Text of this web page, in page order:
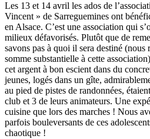
Les 13 et 14 avril les ados de
Vincent » de Sarreguemines ont
en Alsace. C’est une association qui
milieux défavorisés. Plutôt que de
savons pas à quoi il sera destiné (nous
somme substantielle à cette
cet argent à bon escient dans du
jeunes, logés dans un gîte,
au pied de pistes de randonnées,
club et 3 de leurs animateurs. Une
cuisine que lors des marches ! Nous
parfois bouleversants de ces
chaotique !